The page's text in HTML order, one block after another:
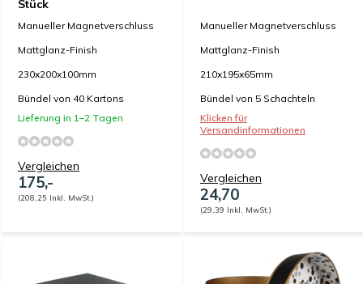
Stück
Manueller Magnetverschluss
Mattglanz-Finish
230x200x100mm
Bündel von 40 Kartons
Lieferung in 1–2 Tagen
Vergleichen
175,-
(208,25 Inkl. MwSt.)
Manueller Magnetverschluss
Mattglanz-Finish
210x195x65mm
Bündel von 5 Schachteln
Klicken für
Versandinformationen
Vergleichen
24,70
(29,39 Inkl. MwSt.)